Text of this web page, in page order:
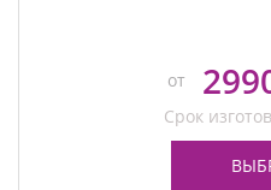
от
Срок